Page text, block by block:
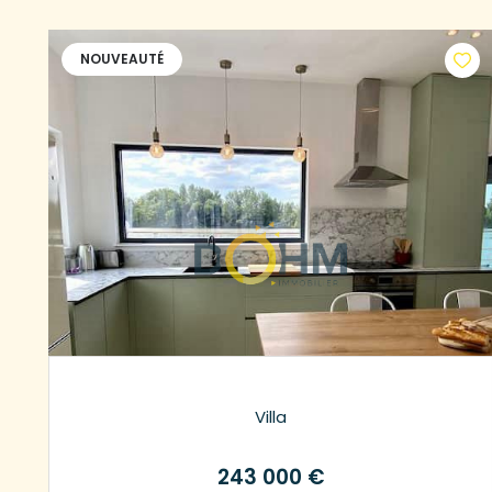
NOUVEAUTÉ
Villa
243 000 €